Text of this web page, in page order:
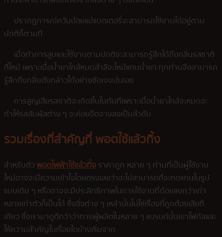
· ปรากฏการณ์ควันน้อยแม้แบตเตอรี่จะสามารถใช้งานได้อยู่ตาม
ปกติก็ตามที
· เมื่อทำการสูบและใช้งานตามปกติจะสามารถรู้สึกได้ถึงกลิ่นรสชาติ
ที่ไหม้ เพราะเมื่อน้ำยาใกล้หมดสำลีจะไหม้แทนน้ำยา ทุกท่านจึงสามารถ
รู้สึกถึงกลิ่นดังกล่าวได้อย่างชัดเจนนั่นเอง
· การสูญเสียรสชาติจะเกิดขึ้นในทันทีเพราะเมื่อน้ำยาใกล้จะหมดจะ
ทำให้รสสัมผัสต่าง ๆ จะค่อยจืดจางลงเป็นลำดับ
รวมเรื่องที่สำคัญที่ พอตใช้แล้วทิ้ง
สำหรับตัวพอตไฟฟ้าใช้แล้วทิ้งราคาถูก หลาย ๆ ท่านที่เป็นผู้ใช้งาน
ใหม่อาจจะมีความเข้าใจโดยตรงเลยว่าจะไม่สามารถที่จะทดแทนในรูป
แบบเดิม ๆ หรืออาจจะมีประสิทธิภาพในการใช้งานที่ด้อยลงกว่าเก่า
หลายเท่าตัวก็เป็นได้ ซึ่งสิ่งต่าง ๆ เหล่านั้นไม่ใช่เรื่องที่ถูกต้องเสียที
เดียว ซึ่งเรามาดูดีกว่าว่าทางผู้ผลิตในหลาย ๆ แบรนด์นั้นเขาโฟกัสและ
ให้ความสำคัญในเรื่องใดบ้างเริ่มจาก